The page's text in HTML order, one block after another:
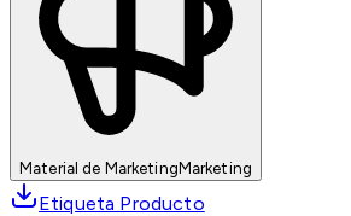
Material de MarketingMarketing
Etiqueta Producto